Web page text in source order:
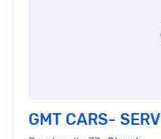
GMT CARS-